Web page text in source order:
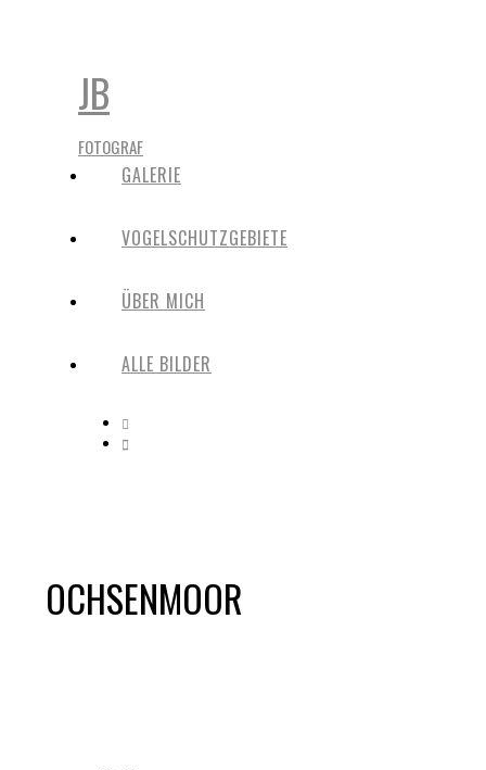
JB
FOTOGRAF
GALERIE
VOGELSCHUTZGEBIETE
ÜBER MICH
ALLE BILDER
OCHSENMOOR